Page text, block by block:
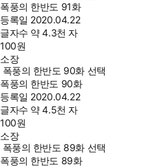
폭풍의 한반도 91화
등록일 2020.04.22
글자수 약 4.3천 자
100원
소장
폭풍의 한반도 90화 선택
폭풍의 한반도 90화
등록일 2020.04.22
글자수 약 4.5천 자
100원
소장
폭풍의 한반도 89화 선택
폭풍의 한반도 89화